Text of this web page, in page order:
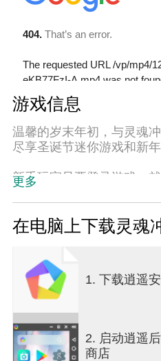
游戏信息
温馨的岁末年初，与灵魂
尽享圣诞节迷你游戏和新年
新手玩家只要登录游戏，
化身为不灭的存在霍尔蒙克
游戏特点
● 施展技能并攻击蜂拥而至
一举击杀数百只怪物的超爽
施展华丽的技能与动作消
吧！
更多
在电脑上下载灵魂
1. 下载逍遥
2. 启动逍遥
商店